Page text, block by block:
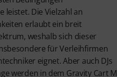
leistet. Die Vielzahl an
erlaubt ein breit
weshalb sich dieser
für Verleihfirmen
eignet. Aber auch DJs
werden in dem Gravity Cart M